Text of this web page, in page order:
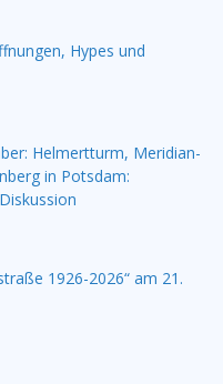
Hypes und
Helmertturm, Meridian-
in Potsdam:
1926-2026“ am 21.